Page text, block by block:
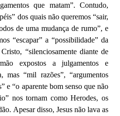
que matam”. Contudo,
dos quais não queremos “sair,
de uma mudança de rumo”, e
“escapar” a “possibilidade” da
“silenciosamente diante de
expostos a julgamentos e
mas “mil razões”, “argumentos
e “o aparente bom senso que não
nos tornam como Herodes, os
Apesar disso, Jesus não lava as